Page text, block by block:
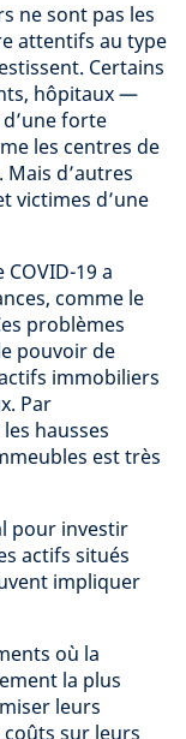
ne sont pas les
attentifs au type
Certains
hôpitaux —
forte
les centres de
d’autres
victimes d’une
19 a
comme le
problèmes
pouvoir de
immobiliers
Par
hausses
est très
pour investir
actifs situés
impliquer
où la
la plus
leurs
sur leurs